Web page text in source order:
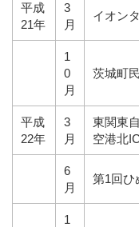
平成
21年
3
月
イオン
1
0
月
茨城町
平成
22年
3
月
東関東
空港北
6
月
第1回ひ
1